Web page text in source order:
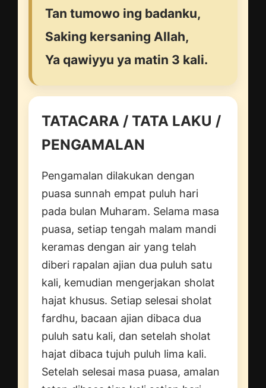
Tan tumowo ing badanku,
Saking kersaning Allah,
Ya qawiyyu ya matin 3 kali.
TATACARA / TATA LAKU /
PENGAMALAN
Pengamalan dilakukan dengan
puasa sunnah empat puluh hari
pada bulan Muharam. Selama masa
puasa, setiap tengah malam mandi
keramas dengan air yang telah
diberi rapalan ajian dua puluh satu
kali, kemudian mengerjakan sholat
hajat khusus. Setiap selesai sholat
fardhu, bacaan ajian dibaca dua
puluh satu kali, dan setelah sholat
hajat dibaca tujuh puluh lima kali.
Setelah selesai masa puasa, amalan